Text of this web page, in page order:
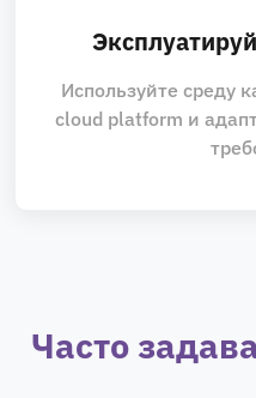
Используйте среду
cloud platform и
Часто